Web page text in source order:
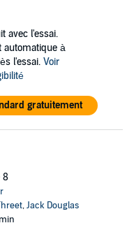
avec l'essai.
automatique à
l'essai. Voir
gratuitement
8
,Jack Douglas